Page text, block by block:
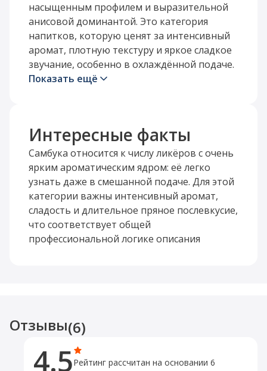
насыщенным профилем и выразительной
анисовой доминантой. Это категория
напитков, которую ценят за интенсивный
аромат, плотную текстуру и яркое сладкое
звучание, особенно в охлаждённой подаче.
Такой напиток можно подавать в чистом
виде после еды, использовать в коктейлях
или сервировать в качестве эффектного
дижестива для небольшой компании.
Этот вариант подойдёт тем, кто любит
интенсивные, узнаваемые вкусы и не ищет
нейтральности. Объём 0.75 л удобен для
Показать ещё
Интересные факты
Самбука относится к числу ликёров с очень
ярким ароматическим ядром: её легко
узнать даже в смешанной подаче. Для этой
категории важны интенсивный аромат,
сладость и длительное пряное послевкусие,
что соответствует общей
профессиональной логике описания
Отзывы(6)
4.5Рейтинг рассчитан на основании 6